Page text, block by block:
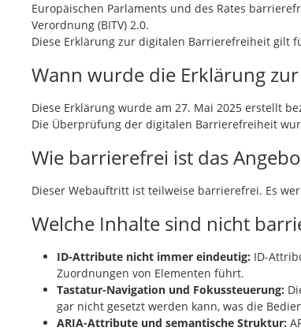
Europäischen Parlaments und des Rates
Verordnung (BITV) 2.0.
Diese Erklärung zur digitalen Barrierefreiheit gilt
Wann wurde die Erklärung
Diese Erklärung wurde am 27. Mai 2025 erstellt
Die Überprüfung der digitalen Barrierefreiheit
Wie barrierefrei ist das
Dieser Webauftritt ist teilweise barrierefrei. Es
Welche Inhalte sind nicht
ID-Attribute nicht immer eindeutig: ID-
Zuordnungen von Elementen führt.
Tastatur-Navigation und Fokussteuerung:
gar nicht gesetzt werden kann, was die
ARIA-Attribute und semantische Struktur: